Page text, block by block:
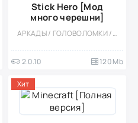
Stick Hero [Мод
много черешни]
АРКАДЫ / ГОЛОВОЛОМКИ / МАЛЕНЬКАЯ / ОФЛАЙН / ОДНОПОЛЬЗОВАТЕЛЬСКИЕ / КАЗУАЛЬНЫЕ / ЭКШЕНЫ / ВСТРОЕННЫЙ КЕШ
2.0.10 120 Mb
Хит